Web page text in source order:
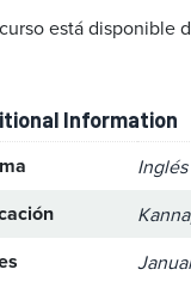
está disponible
Information
Inglés